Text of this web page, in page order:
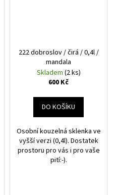
222 dobroslov / čirá / 0,4l /
mandala
Skladem (2 ks)
600 Kč
DO KOŠÍKU
Osobní kouzelná sklenka ve
vyšší verzi (0,4l). Dostatek
prostoru pro vás i pro vaše
pití:-).